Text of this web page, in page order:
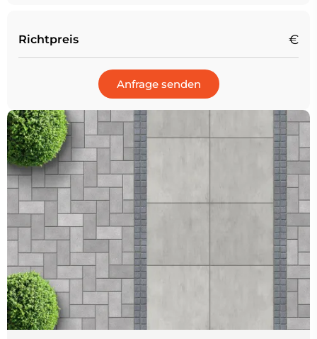
Richtpreis €
Anfrage senden